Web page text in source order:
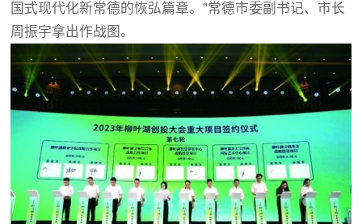
国式现代化新常德的恢弘篇章。”常德市委副书记、市长
周振宇拿出作战图。